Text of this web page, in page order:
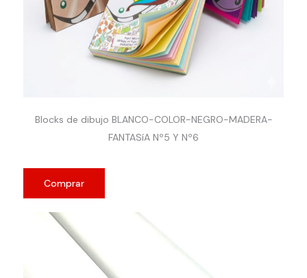
Blocks de dibujo BLANCO-COLOR-NEGRO-MADERA-
FANTASíA Nº5 Y Nº6
Comprar